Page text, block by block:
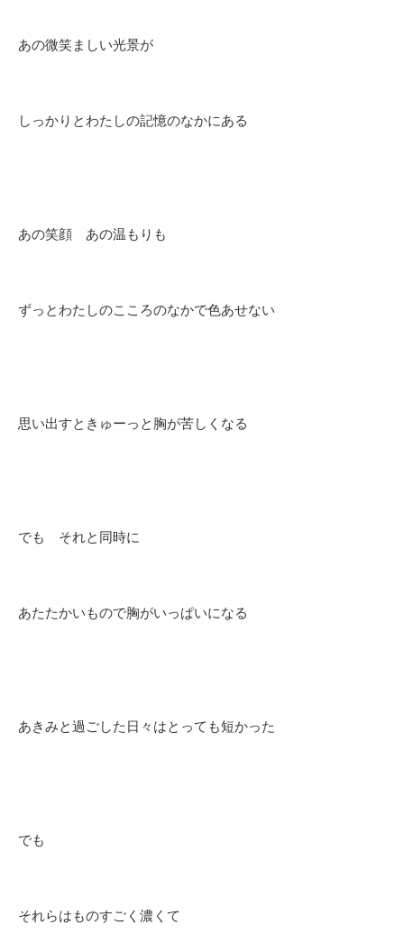
あの微笑ましい光景が
しっかりとわたしの記憶のなかにある
あの笑顔 あの温もりも
ずっとわたしのこころのなかで色あせない
思い出すときゅーっと胸が苦しくなる
でも それと同時に
あたたかいもので胸がいっぱいになる
あきみと過ごした日々はとっても短かった
でも
それらはものすごく濃くて